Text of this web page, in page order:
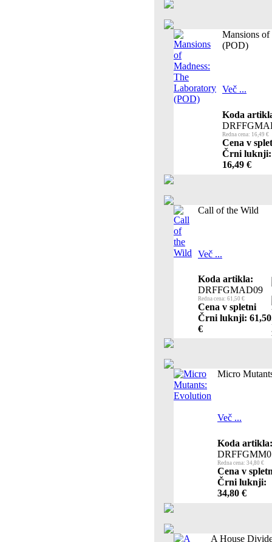
Mansions of
(POD)
Več ...
Koda
Redna cena: 16,49 €
Cena v
Črni luknji:
16,49 €
Call of the Wild
Več ...
Koda artikla:
DRFFGMAD09
Redna cena: 61,50 €
Cena v spletni
Črni luknji: 61,50
€
Micro
Več ...
Koda artikla:
Redna cena: 34,80 €
Cena v
Črni luknji:
34,80 €
A House